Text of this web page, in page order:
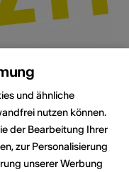
und ähnliche
nutzen können.
der Bearbeitung Ihrer
zur Personalisierung
unserer Werbung